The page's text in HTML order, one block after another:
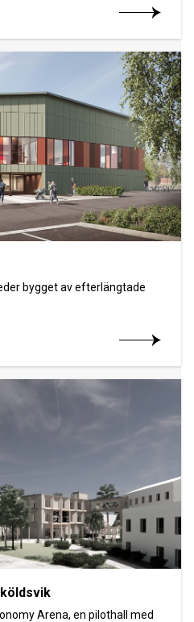
bygget av efterlängtade
Arena, en pilothall med